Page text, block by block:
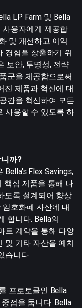
LP Farm 및 Bella
사용자에게 제공합
및 개선하고 이익
경험을 창출하기 위
보안, 투명성, 전략
군을 제공함으로써
진 제품과 혁신에 대
간을 혁신하여 모든
사용할 수 있도록 하
까?
Flex Savings,
핵심 제품을 통해 나
도록 설계되어 향상
호화폐 자산에 대
합니다. Bella의
트 계약을 통해 다양
및 기타 자산을 예치
습니다.
프로토콜인 Bella
점을 둡니다. Bella